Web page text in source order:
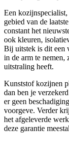
Een
gebied van de
constant het
ook kleuren,
Bij uitstek is dit een
in de arm te nemen,
uitstraling heeft.
Kunststof kozijnen
dan ben je
er geen
voorgeve. Verder
het afgeleverde
deze garantie